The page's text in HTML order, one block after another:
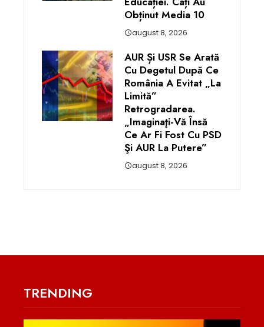
Obținut Media 10
august 8, 2026
AUR Și USR Se Arată
Cu Degetul După Ce
România A Evitat „la
Limită”
Retrogradarea.
„Imaginaţi-Vă Însă
Ce Ar Fi Fost Cu PSD
Şi AUR La Putere”
august 8, 2026
TRENDING